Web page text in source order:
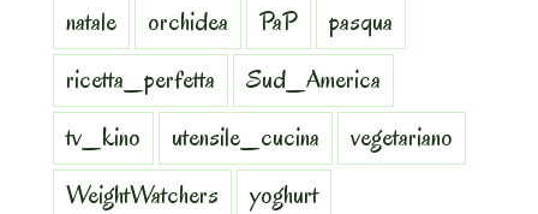
natale
orchidea PaP
pasqua
ricetta_perfetta
Sud_America
tv_kino
utensile_cucina
vegetariano
WeightWatchers
yoghurt